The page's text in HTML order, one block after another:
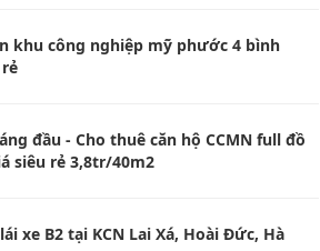
khu công nghiệp mỹ phước 4 bình
đầu - Cho thuê căn hộ CCMN full đồ
siêu rẻ 3,8tr/40m2
xe B2 tại KCN Lai Xá, Hoài Đức, Hà